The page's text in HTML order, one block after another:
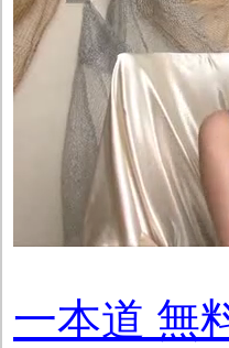
一本道 無